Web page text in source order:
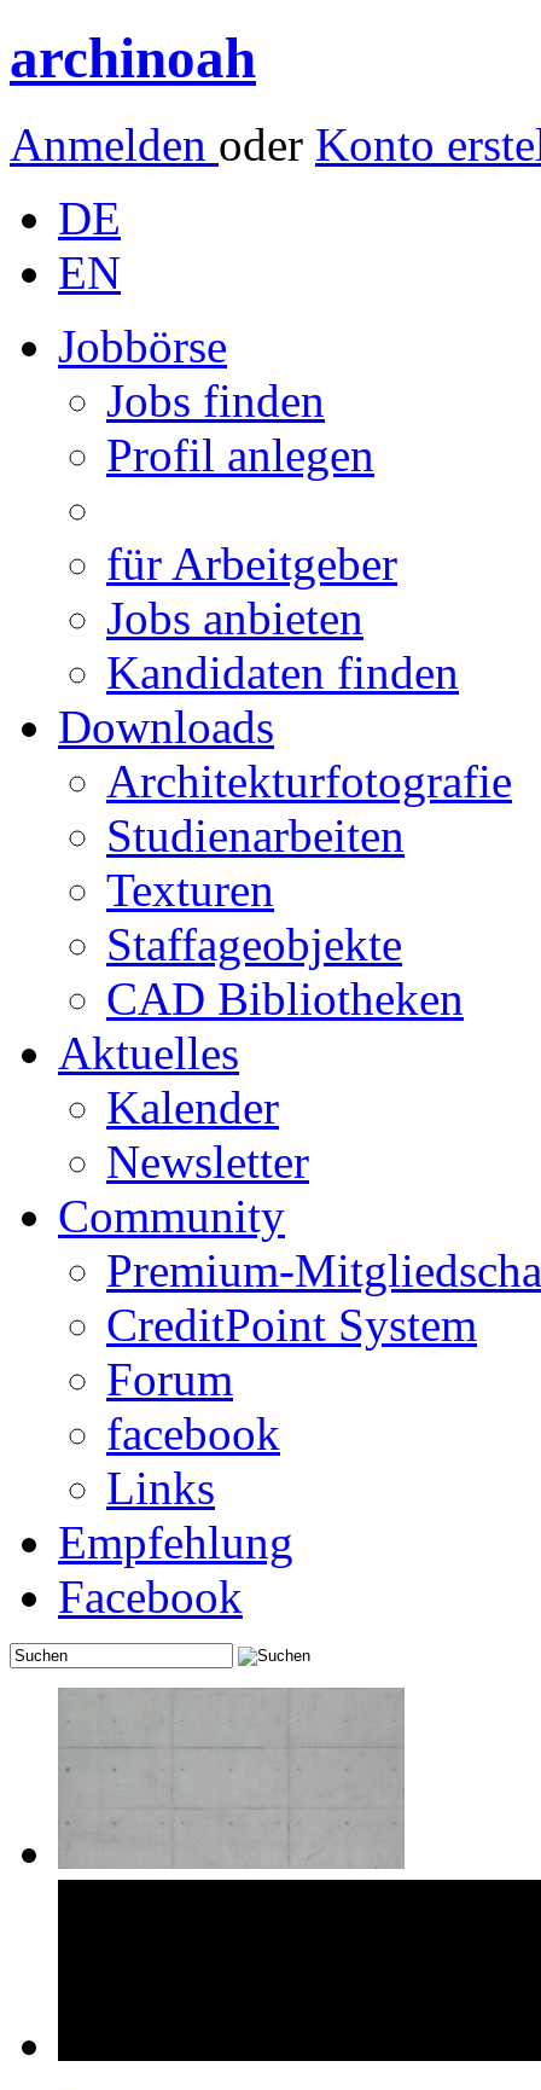
archinoah
Anmelden oder Konto
DE
EN
Jobbörse
Jobs finden
Profil anlegen
für Arbeitgeber
Jobs anbieten
Kandidaten finden
Downloads
Architekturfotografie
Studienarbeiten
Texturen
Staffageobjekte
CAD Bibliotheken
Aktuelles
Kalender
Newsletter
Community
Premium-
CreditPoint System
Forum
facebook
Links
Empfehlung
Facebook